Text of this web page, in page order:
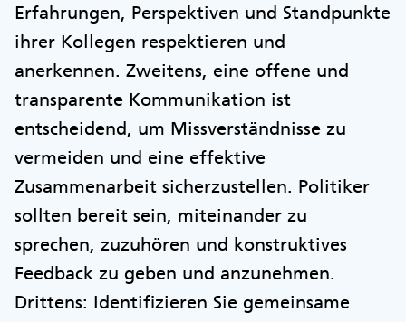
Erfahrungen, Perspektiven und Standpunkte
ihrer Kollegen respektieren und
anerkennen. Zweitens, eine offene und
transparente Kommunikation ist
entscheidend, um Missverständnisse zu
vermeiden und eine effektive
Zusammenarbeit sicherzustellen. Politiker
sollten bereit sein, miteinander zu
sprechen, zuzuhören und konstruktives
Feedback zu geben und anzunehmen.
Drittens: Identifizieren Sie gemeinsame